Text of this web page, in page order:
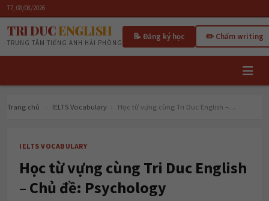
T7, 08/08/2026
TRI DUCENGLISH
TRUNG TÂM TIẾNG ANH HẢI PHÒNG
📝 Đăng ký học ✏️ Chấm writing
Trang chủ IELTS Vocabulary Học từ vựng cùng Tri Duc English –…
IELTS VOCABULARY
Học từ vựng cùng Tri Duc English
– Chủ đề: Psychology